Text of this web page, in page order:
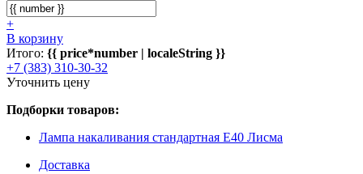
+
В корзину
Итого: {{ price*number | localeString }}
+7 (383) 310-30-32
Уточнить цену
Подборки товаров:
Лампа накаливания стандартная E40 Лисма
Доставка